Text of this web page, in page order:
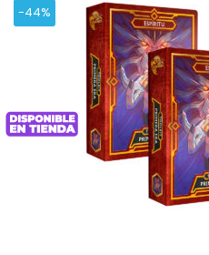
-44%